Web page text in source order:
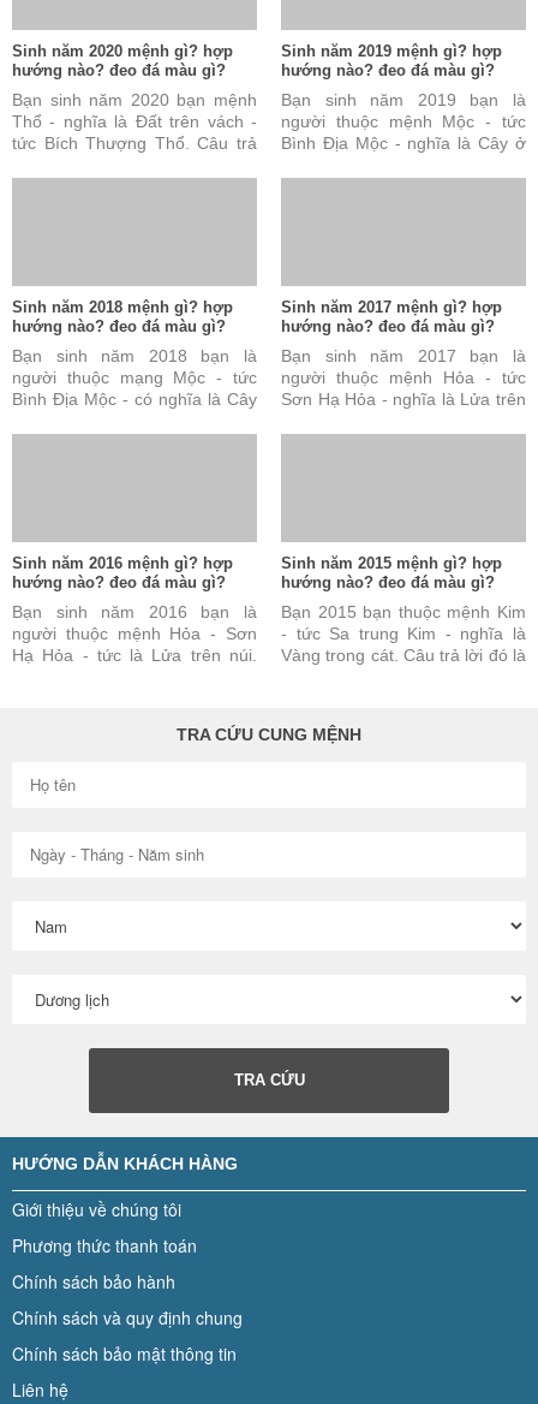
Sinh năm 2020 mệnh gì? hợp
hướng nào? đeo đá màu gì?
Bạn sinh năm 2020 bạn mệnh
Thổ - nghĩa là Đất trên vách -
tức Bích Thượng Thổ. Câu trả
Sinh năm 2019 mệnh gì? hợp
hướng nào? đeo đá màu gì?
Bạn sinh năm 2019 bạn là
người thuộc mệnh Mộc - tức
Bình Địa Mộc - nghĩa là Cây ở
Sinh năm 2018 mệnh gì? hợp
hướng nào? đeo đá màu gì?
Bạn sinh năm 2018 bạn là
người thuộc mạng Mộc - tức
Bình Địa Mộc - có nghĩa là Cây
Sinh năm 2017 mệnh gì? hợp
hướng nào? đeo đá màu gì?
Bạn sinh năm 2017 bạn là
người thuộc mệnh Hỏa - tức
Sơn Hạ Hỏa - nghĩa là Lửa trên
Sinh năm 2016 mệnh gì? hợp
hướng nào? đeo đá màu gì?
Bạn sinh năm 2016 bạn là
người thuộc mệnh Hỏa - Sơn
Hạ Hỏa - tức là Lửa trên núi.
Sinh năm 2015 mệnh gì? hợp
hướng nào? đeo đá màu gì?
Bạn 2015 bạn thuộc mệnh Kim
- tức Sa trung Kim - nghĩa là
Vàng trong cát. Câu trả lời đó là
TRA CỨU CUNG MỆNH
TRA CỨU
HƯỚNG DẪN KHÁCH HÀNG
Giới thiệu về chúng tôi
Phương thức thanh toán
Chính sách bảo hành
Chính sách và quy định chung
Chính sách bảo mật thông tin
Liên hệ